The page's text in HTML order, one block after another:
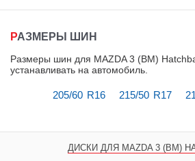
РАЗМЕРЫ ШИН
Размеры шин для MAZDA 3 (BM)
устанавливать на автомобиль
205/60 R16 215/50 R17
ДИСКИ ДЛЯ MAZDA 3 (BM)